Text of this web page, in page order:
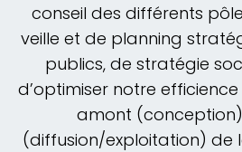
conseil des différents
veille et de planning
publics, de stratégie
d’optimiser notre
amont
(diffusion/exploitation) de